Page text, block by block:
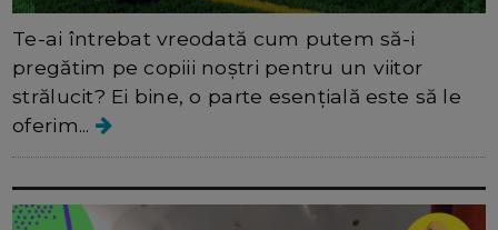
Te-ai întrebat vreodată cum putem să-i
pregătim pe copiii noștri pentru un viitor
strălucit? Ei bine, o parte esențială este să le
oferim...